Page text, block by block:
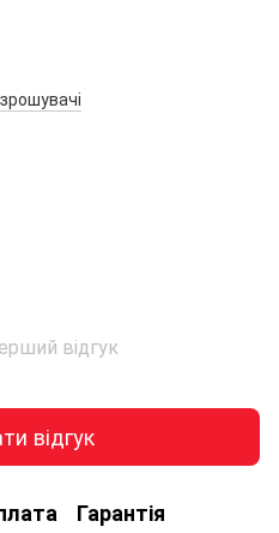
відгук
відгук
Гарантія